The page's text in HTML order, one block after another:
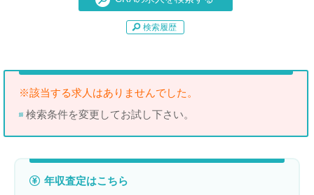
検索履歴
※該当する求人はありませんでした。
検索条件を変更してお試し下さい。
年収査定はこちら